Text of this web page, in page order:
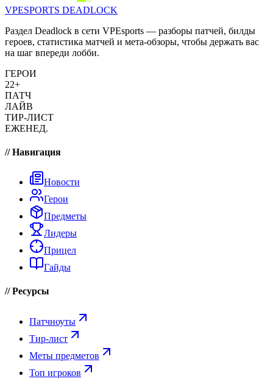
VPESPORTS DEADLOCK
Раздел Deadlock в сети VPEsports — разборы патчей, билды
героев, статистика матчей и мета-обзоры, чтобы держать вас
на шаг впереди лобби.
ГЕРОИ
22+
ПАТЧ
ЛАЙВ
ТИР-ЛИСТ
ЕЖЕНЕД.
// Навигация
Новости
Герои
Предметы
Лидеры
Прицел
Гайды
// Ресурсы
Патчноуты
Тир-лист
Меты предметов
Топ игроков